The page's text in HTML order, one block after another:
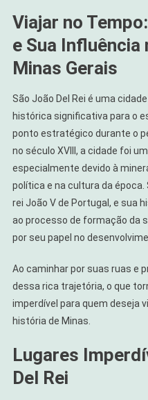
Viajar no
e Sua
Minas Gerais
São João Del Rei é uma
histórica significativa para o
ponto estratégico durante o
no século XVIII, a cidade foi
especialmente devido à
política e na cultura da
rei João V de Portugal, e sua
ao processo de formação da
por seu papel no
Ao caminhar por suas ruas e
dessa rica trajetória, o que
imperdível para quem deseja
história de Minas.
Lugares
Del Rei